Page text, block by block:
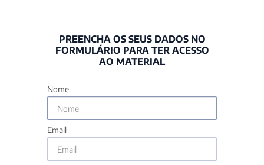
PREENCHA OS SEUS DADOS NO
FORMULÁRIO PARA TER ACESSO
AO MATERIAL
Nome
Email